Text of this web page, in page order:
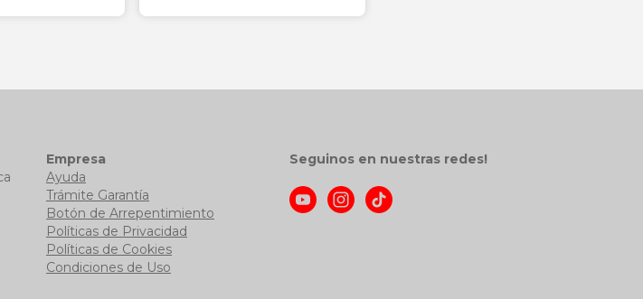
Empresa
Ayuda
Trámite Garantía
Botón de Arrepentimiento
Políticas de Privacidad
Políticas de Cookies
Condiciones de Uso
Seguinos en nuestras redes!